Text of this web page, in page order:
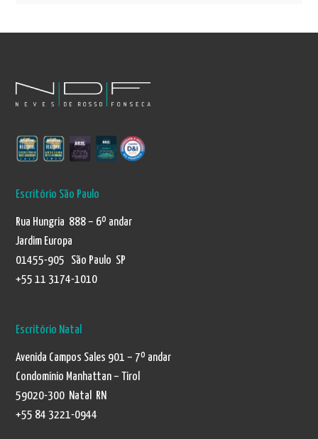
Escritório São Paulo
Rua Hungria 888 – 6º andar
Jardim Europa
01455-905 São Paulo SP
+55 11 3174-1010
Escritório Natal
Avenida Campos Sales 901 – 7º andar
Condomínio Manhattan – Tirol
59020-300 Natal RN
+55 84 3221-0944